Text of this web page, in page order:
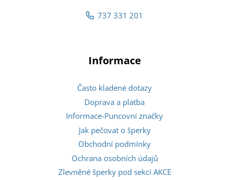
737 331 201
Informace
Často kladené dotazy
Doprava a platba
Informace-Puncovní značky
Jak pečovat o šperky
Obchodní podmínky
Ochrana osobních údajů
Zlevněné šperky pod sekcí AKCE